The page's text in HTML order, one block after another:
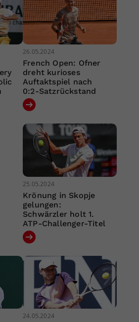
26.05.2024
French Open: Ofner
dreht kurioses
Auftaktspiel nach
0:2-Satzrückstand
25.05.2024
Krönung in Skopje
gelungen:
Schwärzler holt 1.
ATP-Challenger-Titel
24.05.2024